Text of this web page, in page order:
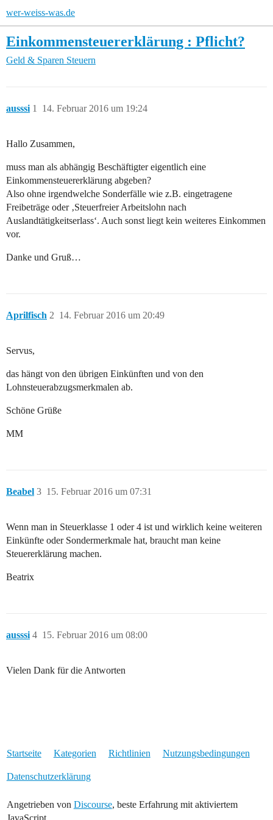
wer-weiss-was.de
Einkommensteuererklärung : Pflicht?
Geld & Sparen Steuern
ausssi 14. Februar 2016 um 19:24
1
Hallo Zusammen,
muss man als abhängig Beschäftigter eigentlich eine
Einkommensteuererklärung abgeben?
Also ohne irgendwelche Sonderfälle wie z.B. eingetragene
Freibeträge oder ‚Steuerfreier Arbeitslohn nach
Auslandtätigkeitserlass‘. Auch sonst liegt kein weiteres Einkommen
vor.
Danke und Gruß…
Aprilfisch 14. Februar 2016 um 20:49
2
Servus,
das hängt von den übrigen Einkünften und von den
Lohnsteuerabzugsmerkmalen ab.
Schöne Grüße
MM
Beabel 15. Februar 2016 um 07:31
3
Wenn man in Steuerklasse 1 oder 4 ist und wirklich keine weiteren
Einkünfte oder Sondermerkmale hat, braucht man keine
Steuererklärung machen.
Beatrix
ausssi 15. Februar 2016 um 08:00
4
Vielen Dank für die Antworten
Startseite Kategorien Richtlinien Nutzungsbedingungen
Datenschutzerklärung
Angetrieben von Discourse, beste Erfahrung mit aktiviertem
JavaScript